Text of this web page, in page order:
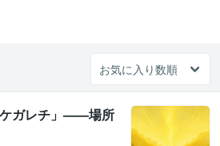
ガレチ」——場所